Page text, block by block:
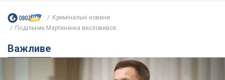
Кримінальні новини
Подільник Мартиненка висловився...
Важливе